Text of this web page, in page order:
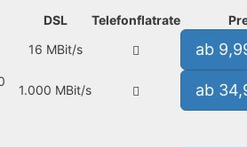
DSL Telefonflatrate
16 MBit/s ab
1.000 MBit/s ab